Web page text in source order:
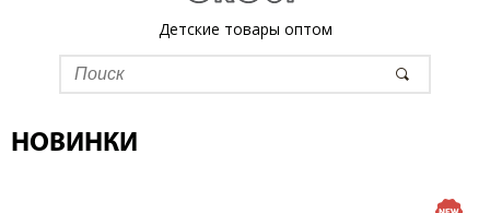
Детские товары оптом
НОВИНКИ